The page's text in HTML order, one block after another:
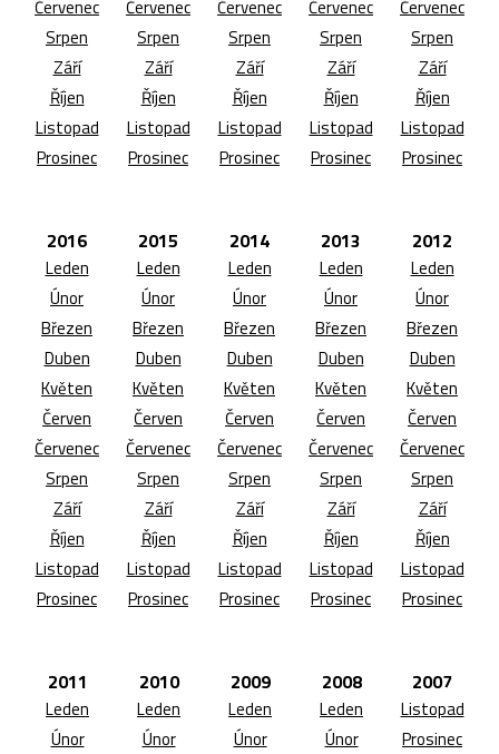
Červenec
Srpen
Září
Říjen
Listopad
Prosinec
Červenec
Srpen
Září
Říjen
Listopad
Prosinec
Červenec
Srpen
Září
Říjen
Listopad
Prosinec
Červenec
Srpen
Září
Říjen
Listopad
Prosinec
Červenec
Srpen
Září
Říjen
Listopad
Prosinec
2016
Leden
Únor
Březen
Duben
Květen
Červen
Červenec
Srpen
Září
Říjen
Listopad
Prosinec
2015
Leden
Únor
Březen
Duben
Květen
Červen
Červenec
Srpen
Září
Říjen
Listopad
Prosinec
2014
Leden
Únor
Březen
Duben
Květen
Červen
Červenec
Srpen
Září
Říjen
Listopad
Prosinec
2013
Leden
Únor
Březen
Duben
Květen
Červen
Červenec
Srpen
Září
Říjen
Listopad
Prosinec
2012
Leden
Únor
Březen
Duben
Květen
Červen
Červenec
Srpen
Září
Říjen
Listopad
Prosinec
2011
Leden
Únor
2010
Leden
Únor
2009
Leden
Únor
2008
Leden
Únor
2007
Listopad
Prosinec